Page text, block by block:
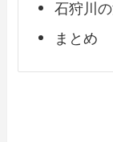
石狩川
まとめ